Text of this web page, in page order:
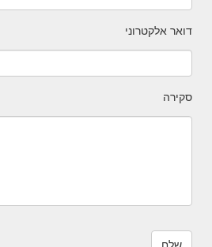
דואר אלקטרוני
סקירה